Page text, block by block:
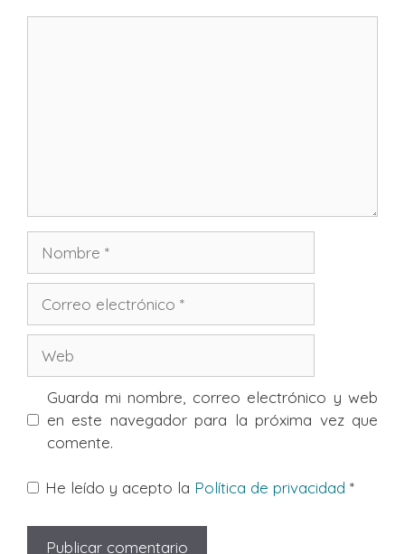
electrónico
Guarda mi nombre, correo electrónico y web
en este navegador para la próxima vez que
comente.
He leído y acepto la Política de privacidad *